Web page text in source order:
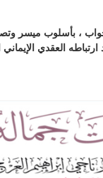
، بأسلوب ميسر
العقدي الإيماني